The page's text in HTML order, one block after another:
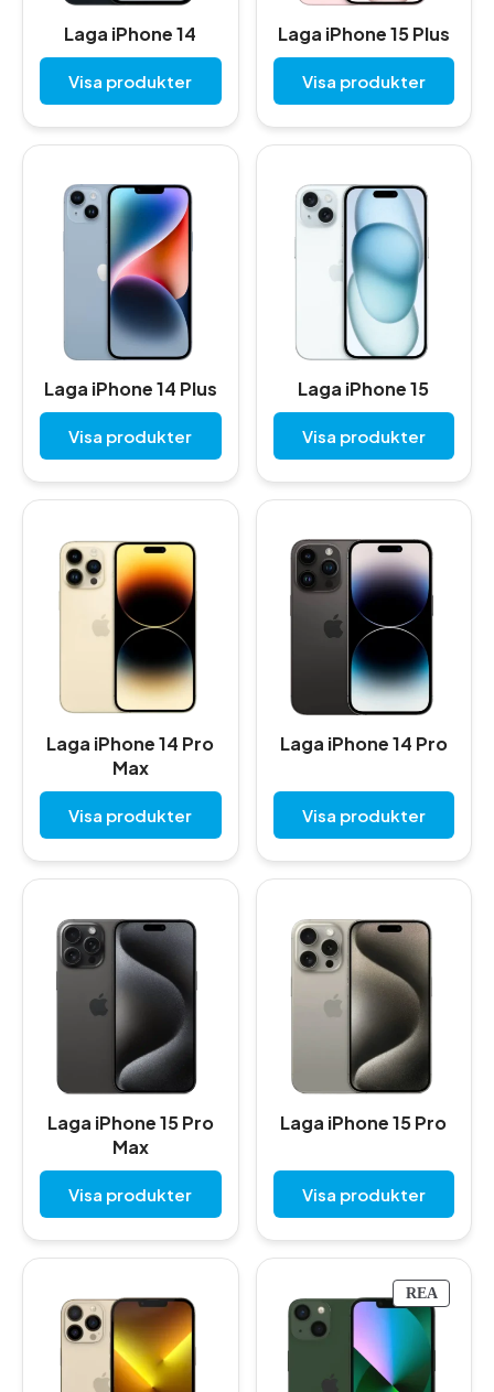
Laga iPhone 14
Visa produkter
Laga iPhone 15 Plus
Visa produkter
Laga iPhone 14 Plus
Visa produkter
Laga iPhone 15
Visa produkter
Laga iPhone 14 Pro
Max
Visa produkter
Laga iPhone 14 Pro
Visa produkter
Laga iPhone 15 Pro
Max
Visa produkter
Laga iPhone 15 Pro
Visa produkter
REAP
R